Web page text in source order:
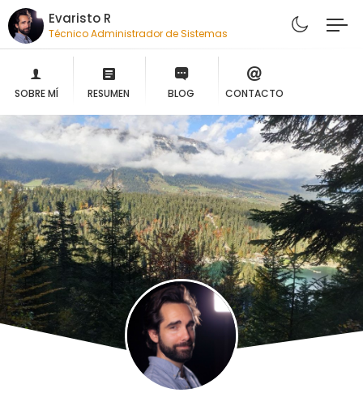
Evaristo R
Técnico Administrador de Sistemas
SOBRE MÍ RESUMEN BLOG CONTACTO